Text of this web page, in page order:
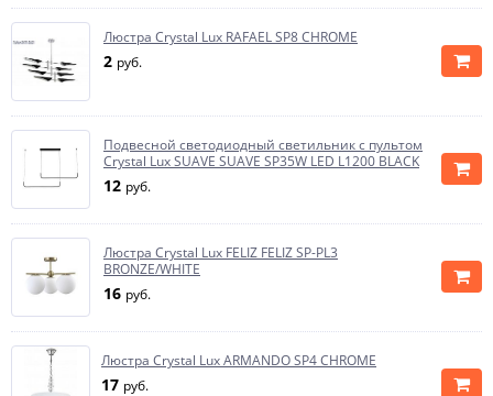
Люстра Crystal Lux RAFAEL SP8 CHROME
2 руб.
Подвесной светодиодный светильник с пультом
Crystal Lux SUAVE SUAVE SP35W LED L1200 BLACK
12 руб.
Люстра Crystal Lux FELIZ FELIZ SP-PL3
BRONZE/WHITE
16 руб.
Люстра Crystal Lux ARMANDO SP4 CHROME
17 руб.